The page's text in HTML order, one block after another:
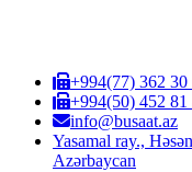
+994(77) 362 30
+994(50) 452 81
info@busaat.az
Yasamal ray.,
Azərbaycan